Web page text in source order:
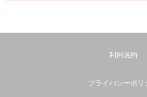
利用規約
プライバシーポリ